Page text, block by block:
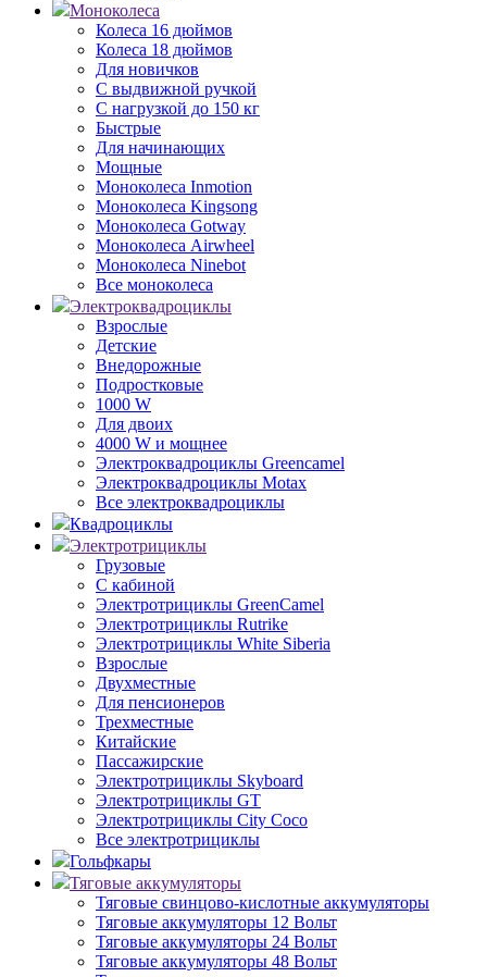
Моноколеса
Колеса 16 дюймов
Колеса 18 дюймов
Для новичков
С выдвижной ручкой
С нагрузкой до 150 кг
Быстрые
Для начинающих
Мощные
Моноколеса Inmotion
Моноколеса Kingsong
Моноколеса Gotway
Моноколеса Airwheel
Моноколеса Ninebot
Все моноколеса
Электроквадроциклы
Взрослые
Детские
Внедорожные
Подростковые
1000 W
Для двоих
4000 W и мощнее
Электроквадроциклы Greencamel
Электроквадроциклы Motax
Все электроквадроциклы
Квадроциклы
Электротрициклы
Грузовые
С кабиной
Электротрициклы GreenCamel
Электротрициклы Rutrike
Электротрициклы White Siberia
Взрослые
Двухместные
Для пенсионеров
Трехместные
Китайские
Пассажирские
Электротрициклы Skyboard
Электротрициклы GT
Электротрициклы City Coco
Все электротрициклы
Гольфкары
Тяговые аккумуляторы
Тяговые свинцово-кислотные аккумуляторы
Тяговые аккумуляторы 12 Вольт
Тяговые аккумуляторы 24 Вольт
Тяговые аккумуляторы 48 Вольт